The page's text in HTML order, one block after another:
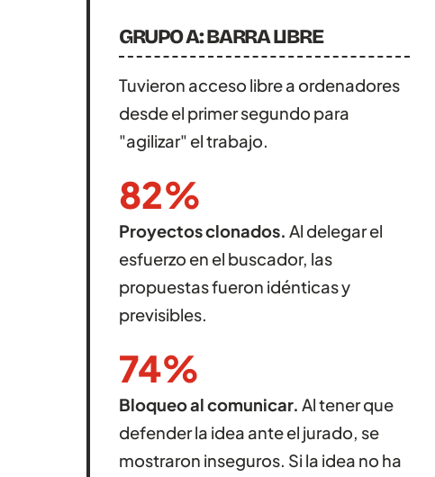
GRUPO A: BARRA LIBRE
Tuvieron acceso libre a ordenadores
desde el primer segundo para
"agilizar" el trabajo.
82%
Proyectos clonados. Al delegar el
esfuerzo en el buscador, las
propuestas fueron idénticas y
previsibles.
74%
Bloqueo al comunicar. Al tener que
defender la idea ante el jurado, se
mostraron inseguros. Si la idea no ha